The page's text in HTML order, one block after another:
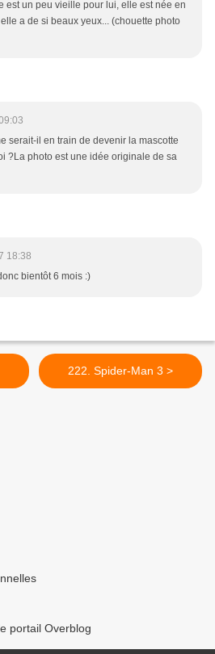
est un peu vieille pour lui, elle est née en
a de si beaux yeux... (chouette photo
serait-il en train de devenir la mascotte
?La photo est une idée originale de sa
18:38
bientôt 6 mois :)
222. Spider-Man 3 >
portail Overblog